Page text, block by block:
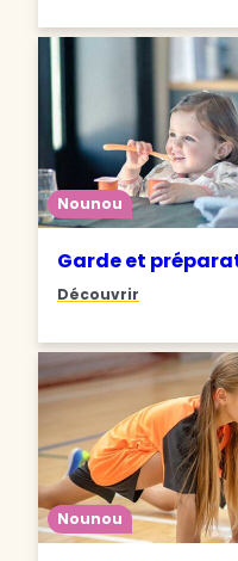
Nounou
Garde et
Découvrir
Nounou